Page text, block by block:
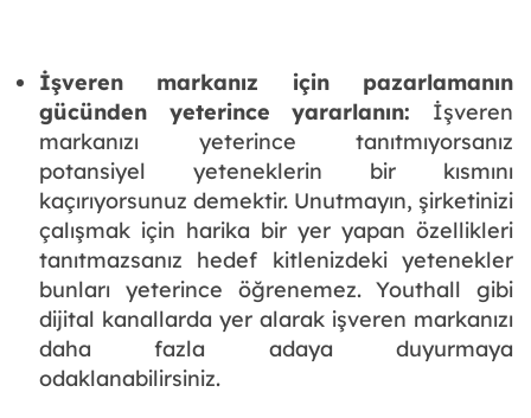
İşveren markanız için pazarlamanın
gücünden yeterince yararlanın: İşveren
markanızı yeterince tanıtmıyorsanız
potansiyel yeteneklerin bir kısmını
kaçırıyorsunuz demektir. Unutmayın, şirketinizi
çalışmak için harika bir yer yapan özellikleri
tanıtmazsanız hedef kitlenizdeki yetenekler
bunları yeterince öğrenemez. Youthall gibi
dijital kanallarda yer alarak işveren markanızı
daha fazla adaya duyurmaya
odaklanabilirsiniz.